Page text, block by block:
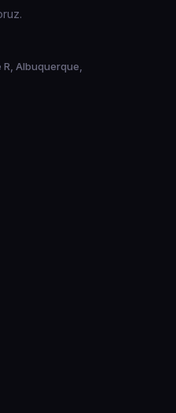
sprint ilerleyen bir
R, Albuquerque,